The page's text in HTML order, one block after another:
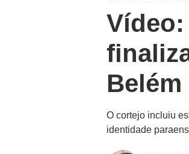
Belém
O cortejo incluiu
identidade